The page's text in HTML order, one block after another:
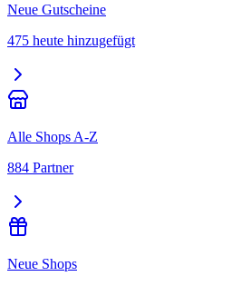
Neue Gutscheine
475 heute hinzugefügt
Alle Shops A-Z
884 Partner
Neue Shops